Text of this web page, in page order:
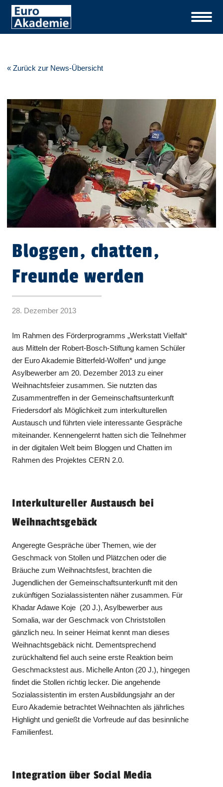
« Zurück zur News-Übersicht
Bloggen, chatten,
Freunde werden
28. Dezember 2013
Im Rahmen des Förderprogramms „Werkstatt Vielfalt“
aus Mitteln der Robert-Bosch-Stiftung kamen Schüler
der Euro Akademie Bitterfeld-Wolfen* und junge
Asylbewerber am 20. Dezember 2013 zu einer
Weihnachtsfeier zusammen. Sie nutzten das
Zusammentreffen in der Gemeinschaftsunterkunft
Friedersdorf als Möglichkeit zum interkulturellen
Austausch und führten viele interessante Gespräche
miteinander. Kennengelernt hatten sich die Teilnehmer
in der digitalen Welt beim Bloggen und Chatten im
Rahmen des Projektes CERN 2.0.
Interkultureller Austausch bei
Weihnachtsgebäck
Angeregte Gespräche über Themen, wie der
Geschmack von Stollen und Plätzchen oder die
Bräuche zum Weihnachtsfest, brachten die
Jugendlichen der Gemeinschaftsunterkunft mit den
zukünftigen Sozialassistenten näher zusammen. Für
Khadar Adawe Koje (20 J.), Asylbewerber aus
Somalia, war der Geschmack von Christstollen
gänzlich neu. In seiner Heimat kennt man dieses
Weihnachtsgebäck nicht. Dementsprechend
zurückhaltend fiel auch seine erste Reaktion beim
Geschmackstest aus. Michelle Anton (20 J.), hingegen
findet die Stollen richtig lecker. Die angehende
Sozialassistentin im ersten Ausbildungsjahr an der
Euro Akademie betrachtet Weihnachten als jährliches
Highlight und genießt die Vorfreude auf das besinnliche
Familienfest.
Integration über Social Media